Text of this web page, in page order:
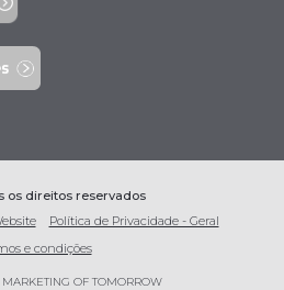
os direitos reservados
Política de Privacidade - Geral
e condições
OF TOMORROW